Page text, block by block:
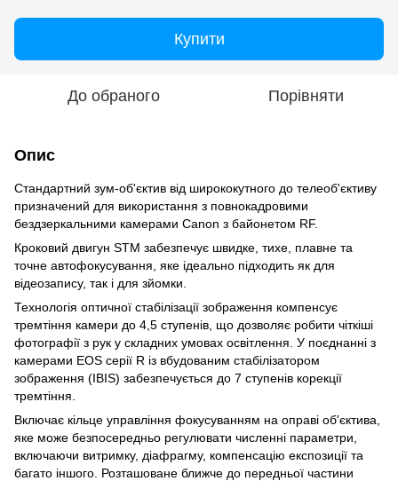
Купити
До обраного Порівняти
Опис
Стандартний зум-об'єктив від ширококутного до телеоб'єктиву
призначений для використання з повнокадровими
бездзеркальними камерами Canon з байонетом RF.
Кроковий двигун STM забезпечує швидке, тихе, плавне та
точне автофокусування, яке ідеально підходить як для
відеозапису, так і для зйомки.
Технологія оптичної стабілізації зображення компенсує
тремтіння камери до 4,5 ступенів, що дозволяє робити чіткіші
фотографії з рук у складних умовах освітлення. У поєднанні з
камерами EOS серії R із вбудованим стабілізатором
зображення (IBIS) забезпечується до 7 ступенів корекції
тремтіння.
Включає кільце управління фокусуванням на оправі об'єктива,
яке може безпосередньо регулювати численні параметри,
включаючи витримку, діафрагму, компенсацію експозиції та
багато іншого. Розташоване ближче до передньої частини